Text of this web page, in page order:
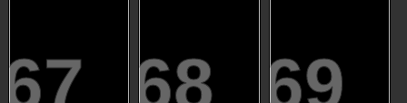
67
68 69